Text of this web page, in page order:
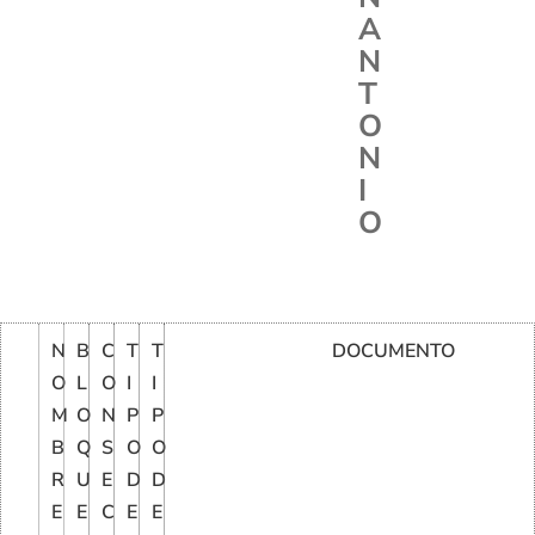
A
N
T
O
N
I
O
N
O
M
B
R
E
B
L
O
Q
U
E
C
O
N
S
E
C
T
I
P
O
D
E
T
I
P
O
D
E
DOCUMENTO